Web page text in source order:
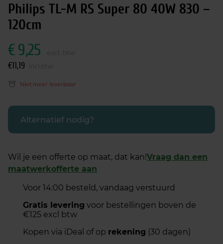
Philips TL-M RS Super 80 40W 830 –
120cm
€9,25
€11,19
Niet meer leverbaar
Alternatief nodig?
Wil je een offerte op maat, dat kan!Vraag dan een
maatwerkofferte aan
Voor 14:00 besteld, vandaag verstuurd
Gratis levering voor bestellingen boven de
€125 excl btw
Kopen via iDeal of op rekening (30 dagen)